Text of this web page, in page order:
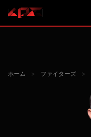
ホーム > ファイターズ >